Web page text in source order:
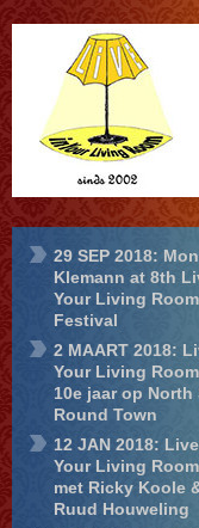
Live in Your
Living Room
29 SEP 2018:
Klemann at 8th
Your Living
Festival
2 MAART 2018:
Your Living
10e jaar op North
Round Town
12 JAN 2018:
Your Living
met Ricky Koole
Ruud Houweling